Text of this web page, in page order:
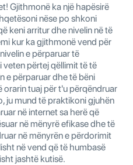
Gjithmonë ka një hapësirë
nëse po shkoni
keni arritur dhe nivelin në të
kur ka gjithmonë vend për
e përparuar të
veten përtej qëllimit të të
e përparuar dhe të bëni
orarin tuaj për t'u përqëndruar
ju mund të praktikoni gjuhën
në internet sa herë që
në mënyrë efikase dhe të
në mënyrën e përdorimit
në vend që të humbasë
jashtë kutisë.